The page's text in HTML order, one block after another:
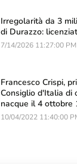
Irregolarità da 3
di Durazzo:
7/14/2026 11:27:00 PM
Francesco Crispi,
Consiglio d'Italia di
nacque il 4 ottobre
10/04/2022 11:40:00